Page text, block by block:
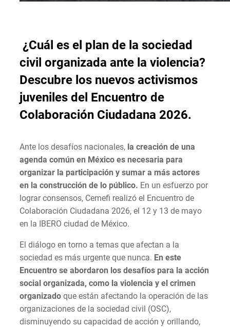
¿Cuál es el plan de la sociedad
civil organizada ante la violencia?
Descubre los nuevos activismos
juveniles del Encuentro de
Colaboración Ciudadana 2026.
Ante los desafíos nacionales, la creación de una
agenda común en México es necesaria para
organizar la participación y sumar a más actores
en la construcción de lo público. En un esfuerzo por
lograr consensos, Cemefi realizó el Encuentro de
Colaboración Ciudadana 2026, el 12 y 13 de mayo
en la IBERO ciudad de México.
El diálogo en torno a temas que afectan a la
sociedad es más urgente que nunca. En este
Encuentro se abordaron los desafíos para la acción
social organizada, como la violencia y el crimen
organizado que están afectando la operación de las
organizaciones de la sociedad civil (OSC),
disminuyendo su capacidad de acción y orillando,